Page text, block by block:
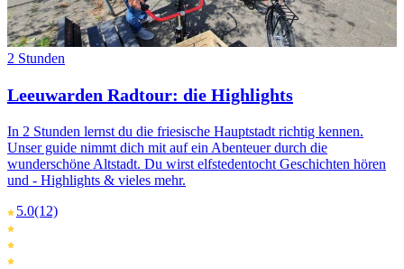
2 Stunden
Leeuwarden Radtour: die Highlights
In 2 Stunden lernst du die friesische Hauptstadt richtig kennen.
Unser guide nimmt dich mit auf ein Abenteuer durch die
wunderschöne Altstadt. Du wirst elfstedentocht Geschichten hören
und - Highlights & vieles mehr.
5.0(12)